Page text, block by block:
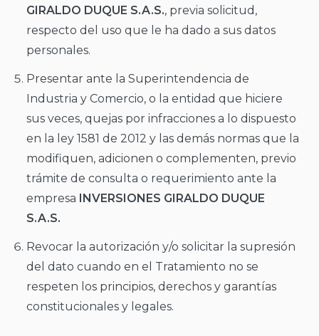
GIRALDO DUQUE S.A.S., previa solicitud,
respecto del uso que le ha dado a sus datos
personales.
Presentar ante la Superintendencia de
Industria y Comercio, o la entidad que hiciere
sus veces, quejas por infracciones a lo dispuesto
en la ley 1581 de 2012 y las demás normas que la
modifiquen, adicionen o complementen, previo
trámite de consulta o requerimiento ante la
empresa INVERSIONES GIRALDO DUQUE
S.A.S.
Revocar la autorización y/o solicitar la supresión
del dato cuando en el Tratamiento no se
respeten los principios, derechos y garantías
constitucionales y legales.